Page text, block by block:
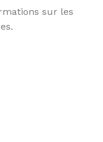
sur les